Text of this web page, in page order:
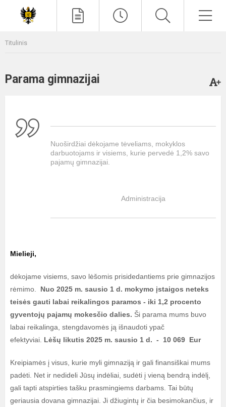
Titulinis
Parama gimnazijai
Nuoširdžiai dėkojame tėveliams, mokyklos
darbuotojams ir visiems, kurie pervedė 1,2% savo
pajamų gimnazijai.
Administracija
Mielieji,
dėkojame visiems, savo lėšomis prisidedantiems prie gimnazijos
rėmimo. Nuo 2025 m. sausio 1 d. mokymo įstaigos neteks
teisės gauti labai reikalingos paramos - iki 1,2 procento
gyventojų pajamų mokesčio dalies. Ši parama mums buvo
labai reikalinga, stengdavomės ją išnaudoti ypač
efektyviai. Lėšų likutis 2025 m. sausio 1 d. - 10 069 Eur
Kreipiamės į visus, kurie myli gimnaziją ir gali finansiškai mums
padėti. Net ir nedideli Jūsų indėliai, sudėti į vieną bendrą indėlį,
gali tapti atspirties tašku prasmingiems darbams. Tai būtų
geriausia dovana gimnazijai. Ji džiugintų ir čia besimokančius, ir